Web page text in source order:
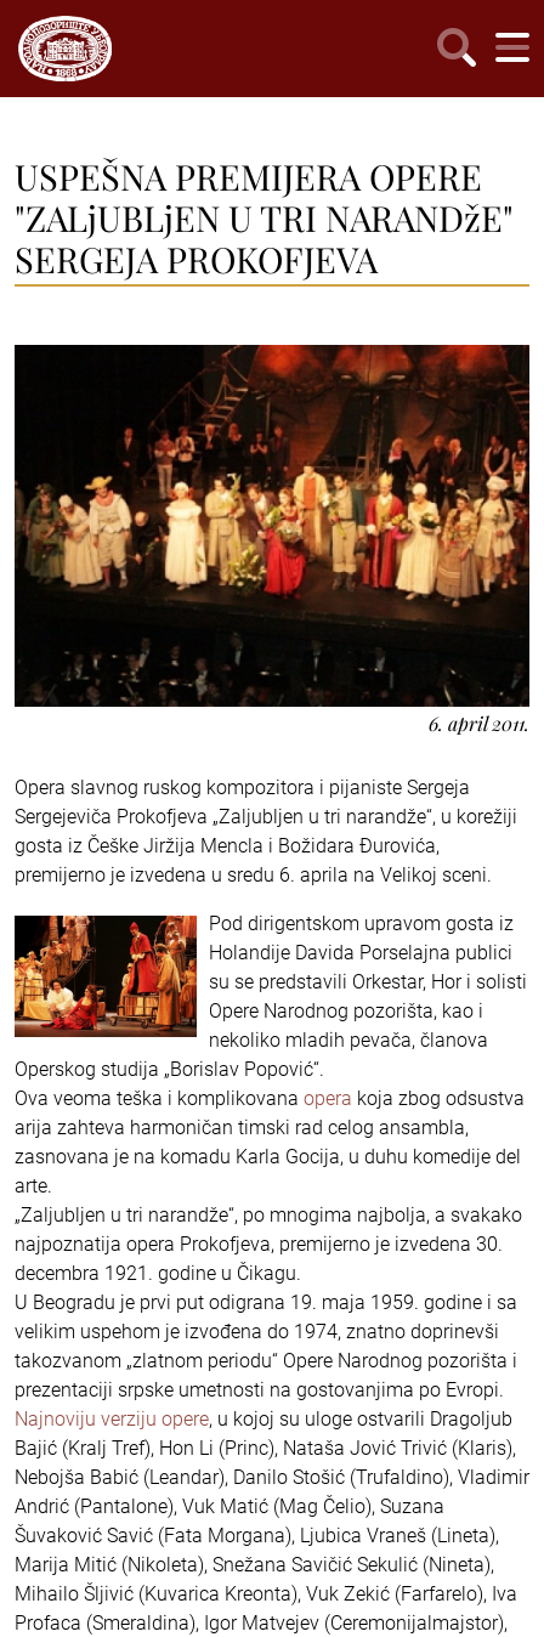
USPEŠNA PREMIJERA OPERE
"ZALjUBLjEN U TRI NARANDžE"
SERGEJA PROKOFJEVA
6. april 2011.
Opera slavnog ruskog kompozitora i pijaniste Sergeja
Sergejeviča Prokofjeva „Zaljubljen u tri narandže“, u korežiji
gosta iz Češke Jiržija Mencla i Božidara Đurovića,
premijerno je izvedena u sredu 6. aprila na Velikoj sceni.
Pod dirigentskom upravom gosta iz
Holandije Davida Porselajna publici
su se predstavili Orkestar, Hor i solisti
Opere Narodnog pozorišta, kao i
nekoliko mladih pevača, članova
Operskog studija „Borislav Popović“.
Ova veoma teška i komplikovana opera koja zbog odsustva
arija zahteva harmoničan timski rad celog ansambla,
zasnovana je na komadu Karla Gocija, u duhu komedije del
arte.
„Zaljubljen u tri narandže“, po mnogima najbolja, a svakako
najpoznatija opera Prokofjeva, premijerno je izvedena 30.
decembra 1921. godine u Čikagu.
U Beogradu je prvi put odigrana 19. maja 1959. godine i sa
velikim uspehom je izvođena do 1974, znatno doprinevši
takozvanom „zlatnom periodu“ Opere Narodnog pozorišta i
prezentaciji srpske umetnosti na gostovanjima po Evropi.
Najnoviju verziju opere, u kojoj su uloge ostvarili Dragoljub
Bajić (Kralj Tref), Hon Li (Princ), Nataša Jović Trivić (Klaris),
Nebojša Babić (Leandar), Danilo Stošić (Trufaldino), Vladimir
Andrić (Pantalone), Vuk Matić (Mag Čelio), Suzana
Šuvaković Savić (Fata Morgana), Ljubica Vraneš (Lineta),
Marija Mitić (Nikoleta), Snežana Savičić Sekulić (Nineta),
Mihailo Šljivić (Kuvarica Kreonta), Vuk Zekić (Farfarelo), Iva
Profaca (Smeraldina), Igor Matvejev (Ceremonijalmajstor),